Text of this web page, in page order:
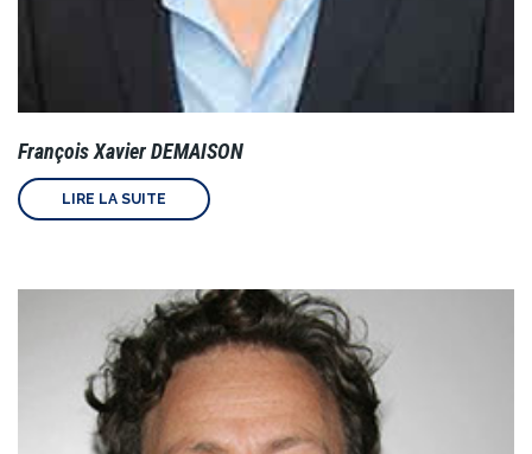
François Xavier DEMAISON
LIRE LA SUITE